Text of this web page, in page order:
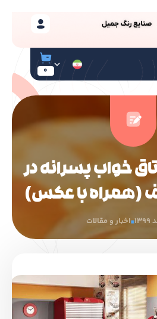
0
خواب پسرانه در
(همراه با عکس)
اخبار و مقالات